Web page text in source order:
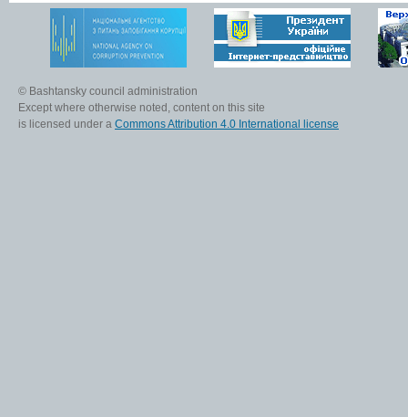
© Bashtansky council administration
Except where otherwise noted, content on this site
is licensed under a Commons Attribution 4.0 International license